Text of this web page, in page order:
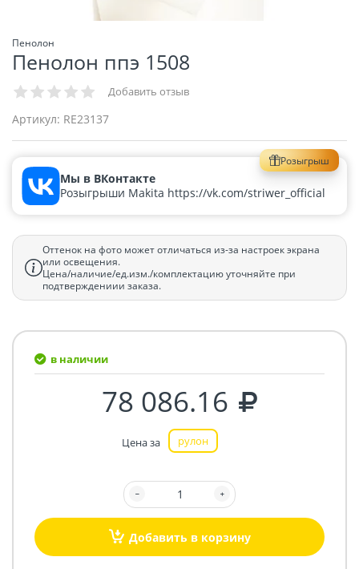
Пенолон
Пенолон ппэ 1508
Добавить отзыв
Артикул: RE23137
Розыгрыш
Мы в ВКонтакте
Розыгрыши Makita https://vk.com/striwer_official
Оттенок на фото может отличаться из-за настроек экрана
или освещения.
Цена/наличие/ед.изм./комплектацию уточняйте при
подтверждениии заказа.
в наличии
78 086.16
Цена за рулон
Добавить в корзину